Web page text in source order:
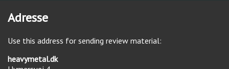
Adresse
Use this address for sending review material:
heavymetal.dk